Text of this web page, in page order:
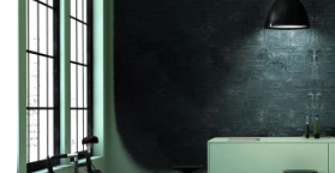
Шёлковое покрытие с трафаретным
узором «Медальон» в гостиной